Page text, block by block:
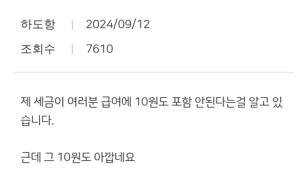
하도항 2024/09/12
조회수 7610
제 세금이 여러분 급여에 10원도 포함 안된다는걸 알고 있
습니다.
근데 그 10원도 아깝네요